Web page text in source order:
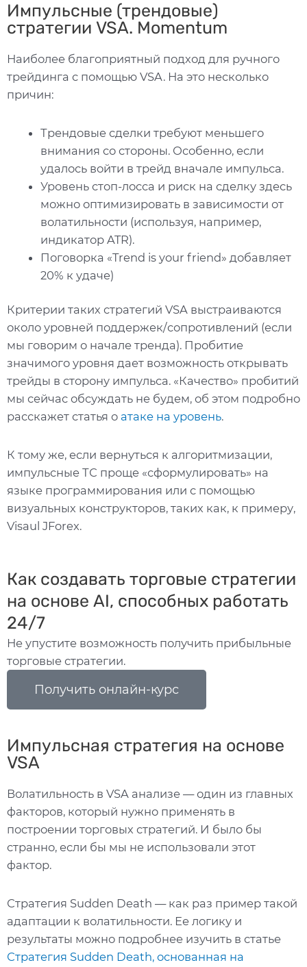
Импульсные (трендовые)
стратегии VSA. Momentum
Наиболее благоприятный подход для ручного
трейдинга с помощью VSA. На это несколько
причин:
Трендовые сделки требуют меньшего
внимания со стороны. Особенно, если
удалось войти в трейд вначале импульса.
Уровень стоп-лосса и риск на сделку здесь
можно оптимизировать в зависимости от
волатильности (используя, например,
индикатор ATR).
Поговорка «Trend is your friend» добавляет
20% к удаче)
Критерии таких стратегий VSA выстраиваются
около уровней поддержек/сопротивлений (если
мы говорим о начале тренда). Пробитие
значимого уровня дает возможность открывать
трейды в сторону импульса. «Качество» пробитий
мы сейчас обсуждать не будем, об этом подробно
расскажет статья о атаке на уровень.
К тому же, если вернуться к алгоритмизации,
импульсные ТС проще «сформулировать» на
языке программирования или с помощью
визуальных конструкторов, таких как, к примеру,
Visaul JForex.
Как создавать торговые стратегии
на основе AI, способных работать
24/7
Не упустите возможность получить прибыльные
торговые стратегии.
Получить онлайн-курс
Импульсная стратегия на основе
VSA
Волатильность в VSA анализе — один из главных
факторов, который нужно применять в
построении торговых стратегий. И было бы
странно, если бы мы не использовали этот
фактор.
Стратегия Sudden Death — как раз пример такой
адаптации к волатильности. Ее логику и
результаты можно подробнее изучить в статье
Стратегия Sudden Death, основанная на